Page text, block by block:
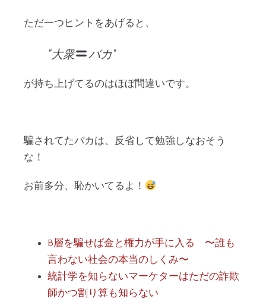
ただ一つヒントをあげると、
大衆 バカ
が持ち上げてるのはほぼ間違いです。
騙されてたバカは、反省して勉強しなおそう
な！
お前多分、恥かいてるよ！
B層を騙せば金と権力が手に入る 〜誰も
言わない社会の本当のしくみ〜
統計学を知らないマーケターはただの詐欺
師かつ割り算も知らない